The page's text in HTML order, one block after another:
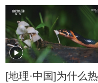
[地理·中国]为什么热